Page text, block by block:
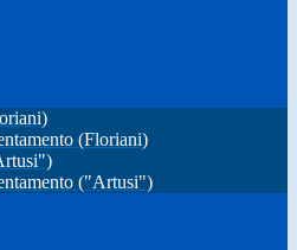
(Floriani)
("Artusi")